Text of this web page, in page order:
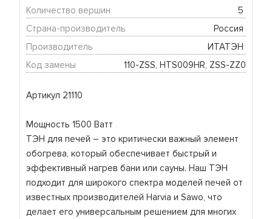
Артикул 21110
Мощность 1500 Ватт
ТЭН для печей – это критически важный элемент
обогрева, который обеспечивает быстрый и
эффективный нагрев бани или сауны. Наш ТЭН
подходит для широкого спектра моделей печей от
известных производителей Harvia и Sawo, что
делает его универсальным решением для многих
Количество вершин
5
Страна-производитель
Россия
Производитель
ИТАТЭН
Код замены
110-ZSS, HTS009HR, ZSS-ZZ0